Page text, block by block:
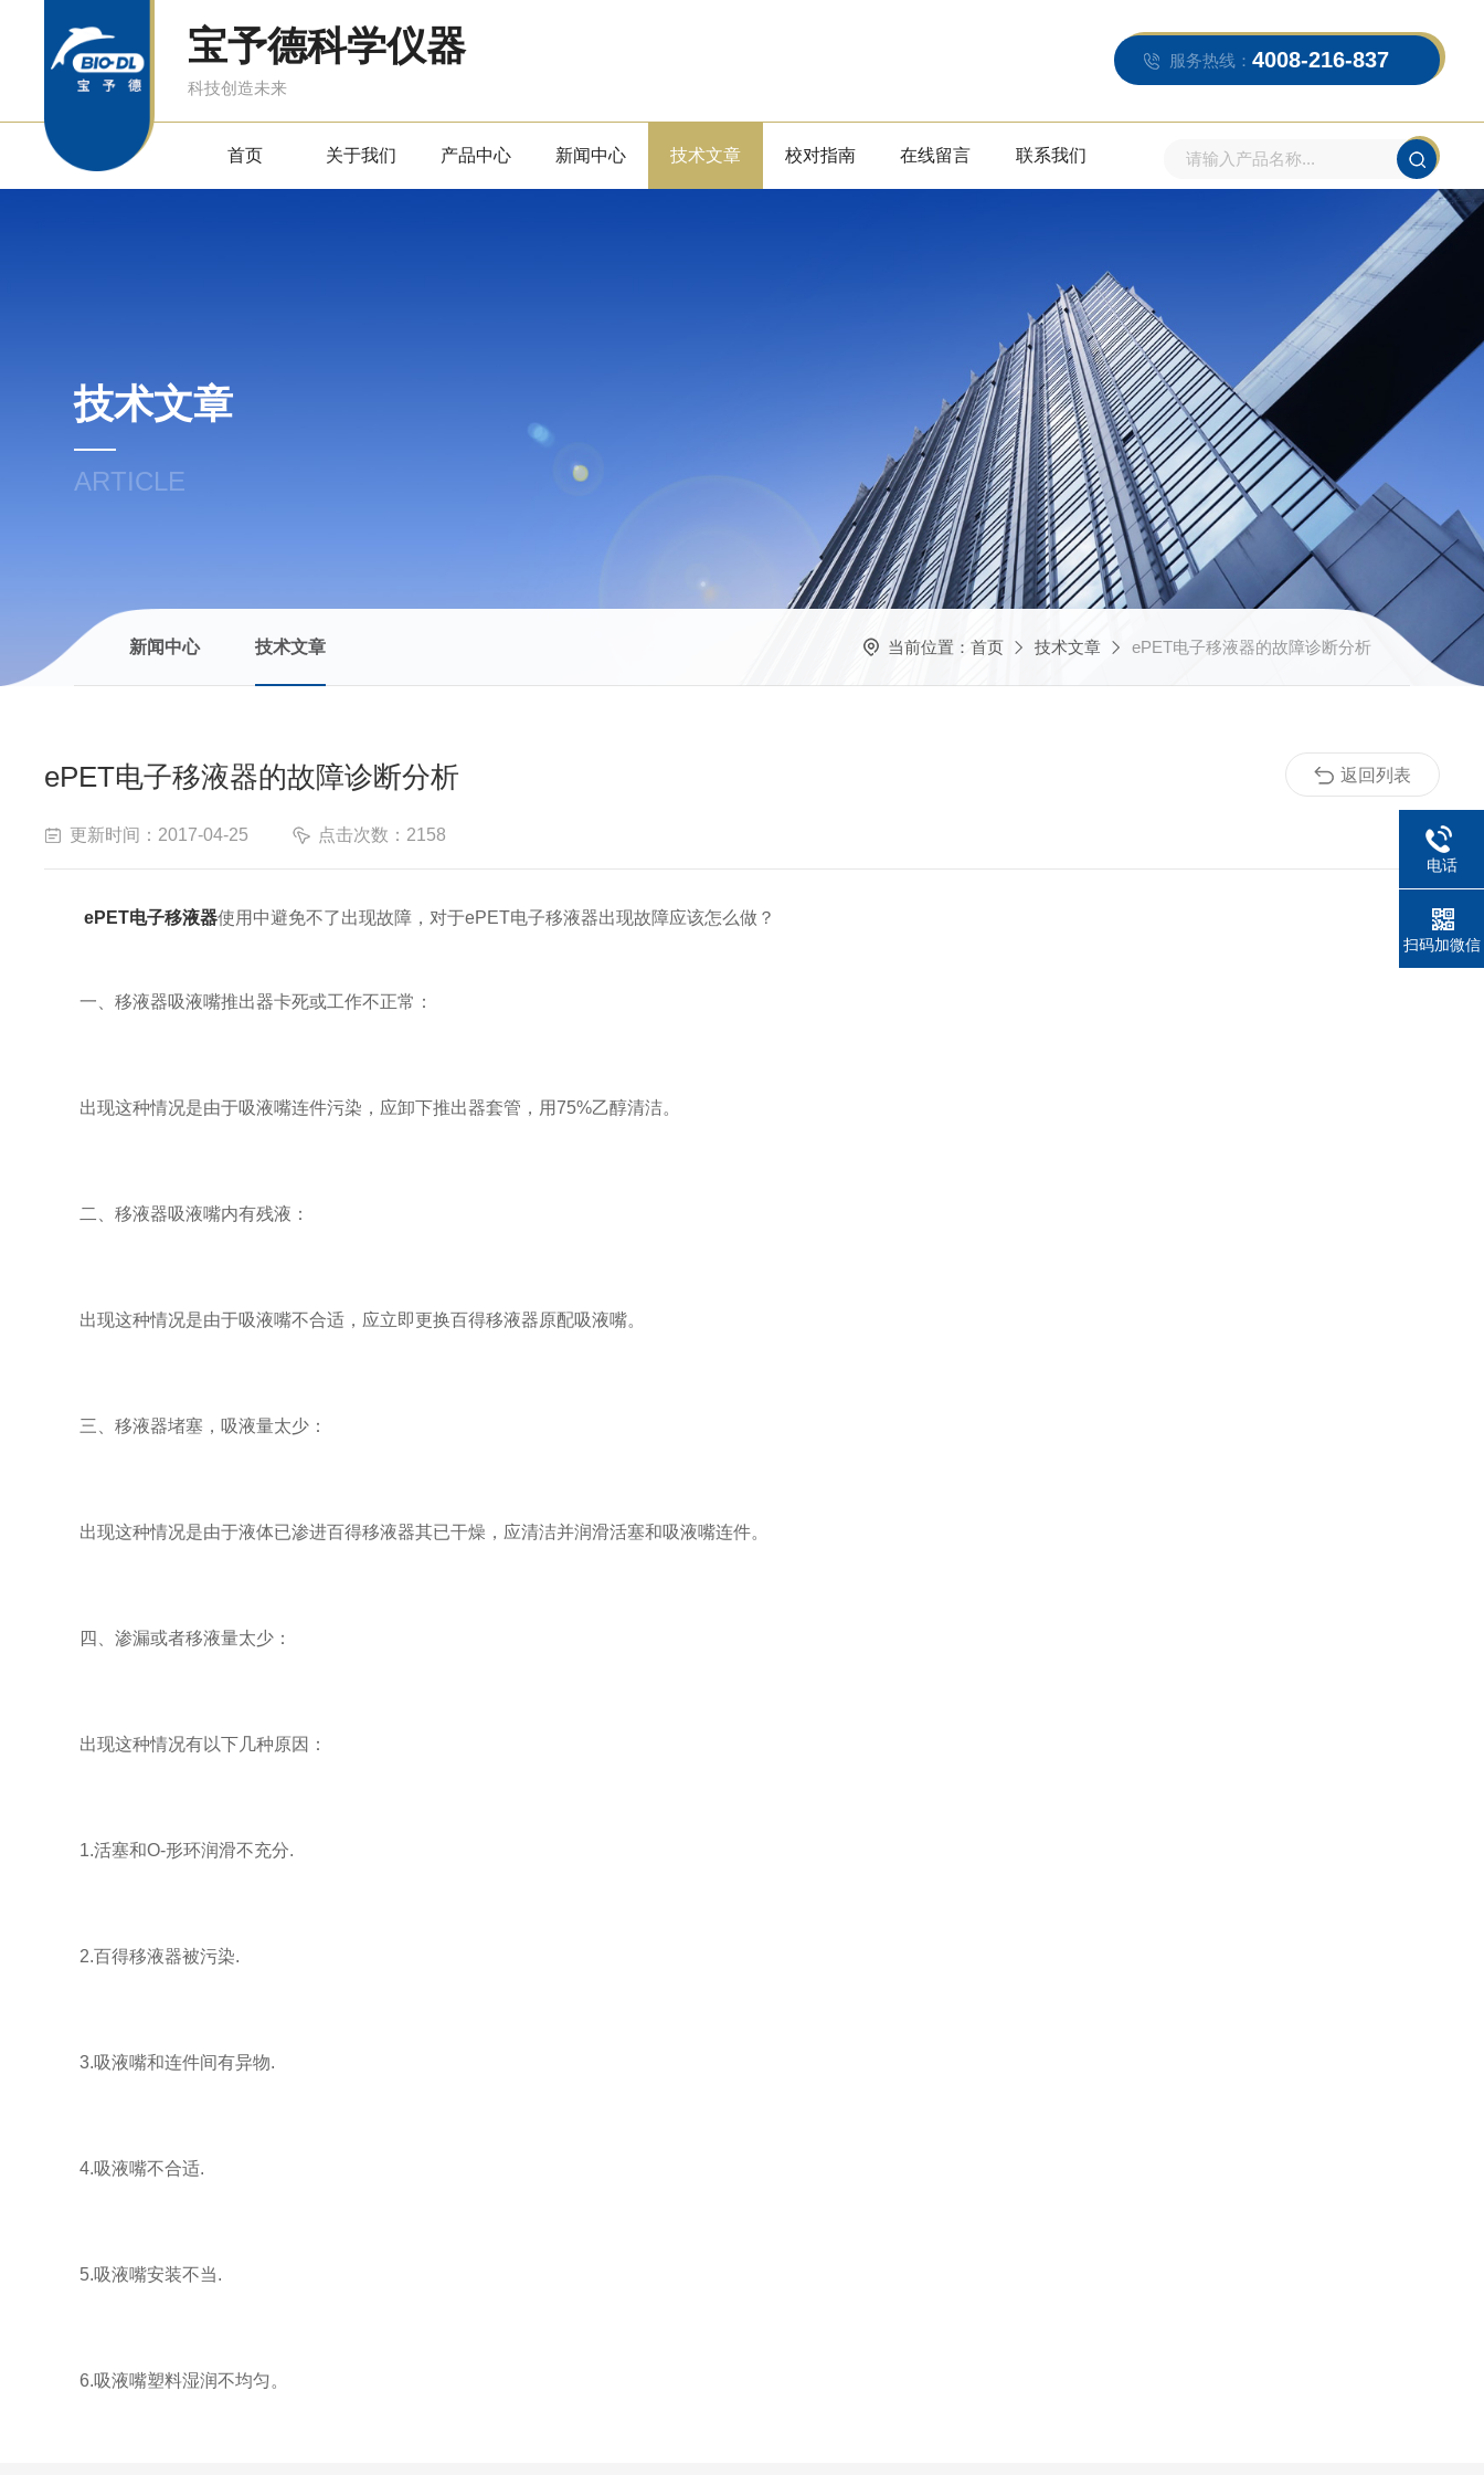
宝予德科学仪器
科技创造未来
服务热线： 4008-216-837
首页 关于我们 产品中心 新闻中心 技术文章 校对指南 在线留言 联系我们
技术文章
ARTICLE
新闻中心 技术文章 当前位置： 首页 技术文章 ePET电子移液器的故障诊断分析
ePET电子移液器的故障诊断分析
更新时间：2017-04-25 点击次数：2158
ePET电子移液器使用中避免不了出现故障，对于ePET电子移液器出现故障应该怎么做？
一、移液器吸液嘴推出器卡死或工作不正常：
出现这种情况是由于吸液嘴连件污染，应卸下推出器套管，用75%乙醇清洁。
二、移液器吸液嘴内有残液：
出现这种情况是由于吸液嘴不合适，应立即更换百得移液器原配吸液嘴。
三、移液器堵塞，吸液量太少：
出现这种情况是由于液体已渗进百得移液器其已干燥，应清洁并润滑活塞和吸液嘴连件。
四、渗漏或者移液量太少：
出现这种情况有以下几种原因：
1.活塞和O-形环润滑不充分.
2.百得移液器被污染.
3.吸液嘴和连件间有异物.
4.吸液嘴不合适.
5.吸液嘴安装不当.
6.吸液嘴塑料湿润不均匀。
返回列表
电话
扫码加微信